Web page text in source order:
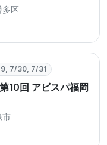
多区
7/30, 7/31
10回 アビスパ福岡
市